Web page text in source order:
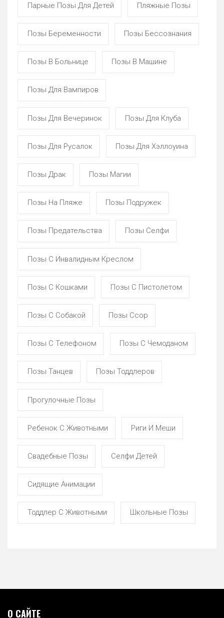
Парные Позы Для Детей Пляжные Позы
Позы Беременности Позы Бессознания
Позы В Больнице Позы В Машине
Позы Для Вампиров
Позы Для Вечеринок Позы Для Клуба
Позы Для Русалок Позы Для Хэллоуина
Позы Драк Позы Магии
Позы На Пляже Позы Подружек
Позы Предательства Позы Селфи
Позы С Инвалидным Креслом
Позы С Кошками Позы С Пистолетом
Позы С Собакой Позы Ссор
Позы С Телефоном Позы С Чемоданом
Позы Танцев Позы Тоддлеров
Прогулочные Позы
Ребенок С Животными Риги И Меши
Свадебные Позы Селфи Детей
Сидящие Анимации
Тоддлер С Животными Школьные Позы
О САЙТЕ